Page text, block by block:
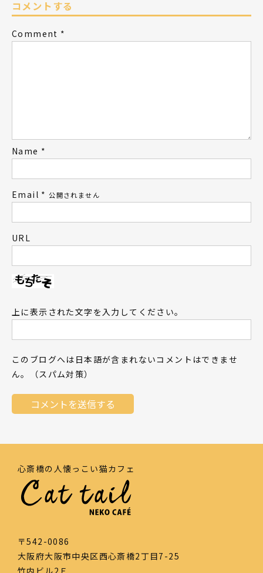
コメントする
Comment *
Name *
Email * 公開されません
URL
上に表示された文字を入力してください。
このブログへは日本語が含まれないコメントはできませ
ん。（スパム対策）
心斎橋の人懐っこい猫カフェ
〒542-0086
大阪府大阪市中央区西心斎橋2丁目7-25